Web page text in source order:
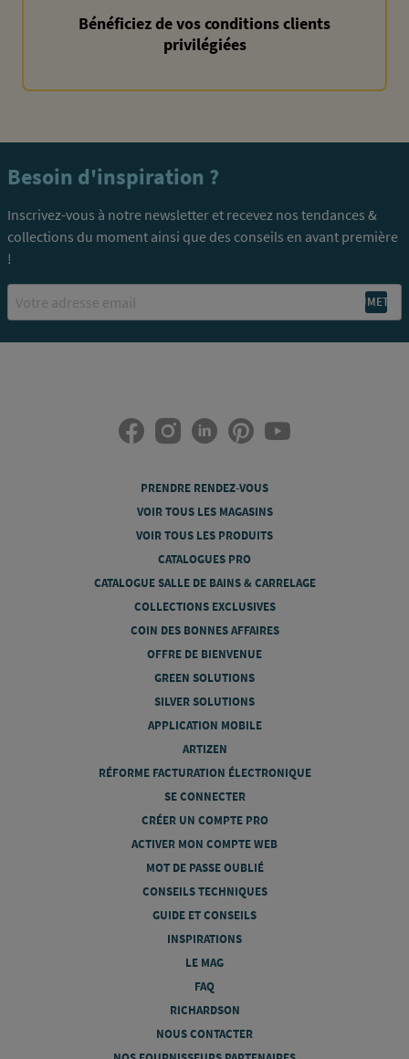
Bénéficiez de vos conditions clients
privilégiées
Besoin d'inspiration ?
Inscrivez-vous à notre newsletter et recevez nos tendances &
collections du moment ainsi que des conseils en avant première
!
Email
PRENDRE RENDEZ-VOUS
VOIR TOUS LES MAGASINS
VOIR TOUS LES PRODUITS
CATALOGUES PRO
CATALOGUE SALLE DE BAINS & CARRELAGE
COLLECTIONS EXCLUSIVES
COIN DES BONNES AFFAIRES
OFFRE DE BIENVENUE
GREEN SOLUTIONS
SILVER SOLUTIONS
APPLICATION MOBILE
ARTIZEN
RÉFORME FACTURATION ÉLECTRONIQUE
SE CONNECTER
CRÉER UN COMPTE PRO
ACTIVER MON COMPTE WEB
MOT DE PASSE OUBLIÉ
CONSEILS TECHNIQUES
GUIDE ET CONSEILS
INSPIRATIONS
LE MAG
FAQ
RICHARDSON
NOUS CONTACTER